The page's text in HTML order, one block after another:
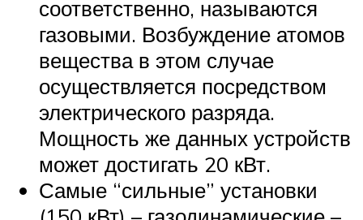
соответственно, называются
газовыми. Возбуждение атомов
вещества в этом случае
осуществляется посредством
электрического разряда.
Мощность же данных устройств
может достигать 20 кВт.
Самые “сильные” установки